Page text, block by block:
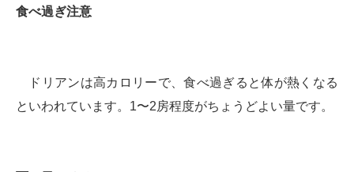
食べ過ぎ注意
ドリアンは高カロリーで、食べ過ぎると体が熱くなる
といわれています。1〜2房程度がちょうどよい量です。